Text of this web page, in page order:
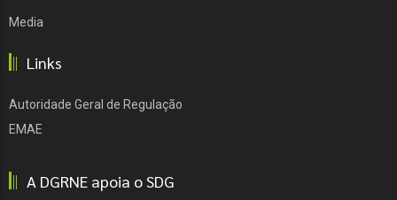
Media
Links
Autoridade Geral de Regulação
EMAE
A DGRNE apoia o SDG